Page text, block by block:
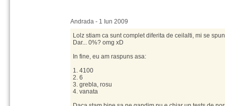
Andrada - 1 Iun 2009
Lolz stiam ca sunt complet diferita de ceilalti, mi se
Dar... 0%? omg xD
In fine, eu am raspuns asa:
1. 4100
2. 6
3. grebla, rosu
4. vanata